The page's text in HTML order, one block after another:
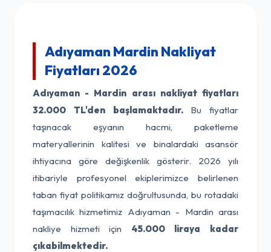
Adıyaman Mardin Nakliyat
Fiyatları 2026
Adıyaman - Mardin arası nakliyat fiyatları
32.000 TL'den başlamaktadır.Bu fiyatlar
taşınacak eşyanın hacmi, paketleme
materyallerinin kalitesi ve binalardaki asansör
ihtiyacına göre değişkenlik gösterir. 2026 yılı
itibariyle profesyonel ekiplerimizce belirlenen
taban fiyat politikamız doğrultusunda, bu rotadaki
taşımacılık hizmetimiz Adıyaman - Mardin arası
nakliye hizmeti için 45.000 liraya kadar
çıkabilmektedir.